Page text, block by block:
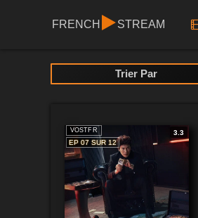
FRENCH STREAM
Trier Par
VOSTFR
3.3
EP 07 SUR 12